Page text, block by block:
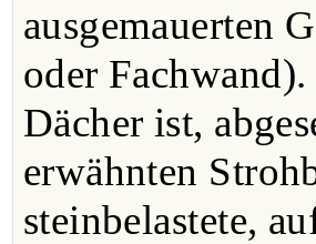
ausgemauerten
oder
Dächer ist,
erwähnten
steinbelastete,